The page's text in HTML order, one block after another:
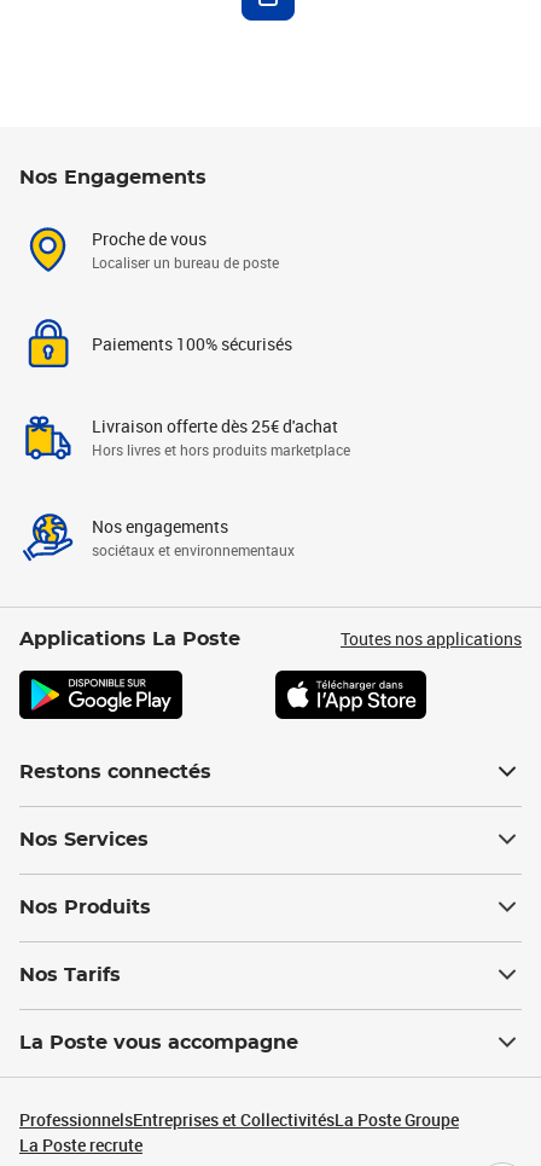
Nos Engagements
Proche de vous
Localiser un bureau de poste
Paiements 100% sécurisés
Livraison offerte dès 25€ d'achat
Hors livres et hors produits marketplace
Nos engagements
sociétaux et environnementaux
Applications La Poste Toutes nos applications
Restons connectés
Nos Services
Nos Produits
Nos Tarifs
La Poste vous accompagne
ProfessionnelsEntreprises et CollectivitésLa Poste Groupe
La Poste recrute